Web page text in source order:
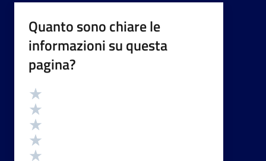
Quanto sono chiare le
informazioni su questa
pagina?
Valutazione